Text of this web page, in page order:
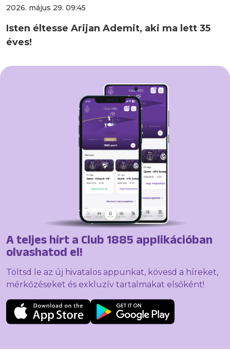
2026. május 29. 09:45
Isten éltesse Arijan Ademit, aki ma lett 35
éves!
A teljes hírt a Club 1885 applikációban
olvashatod el!
Töltsd le az új hivatalos appunkat, kövesd a híreket,
mérkőzéseket és exkluzív tartalmakat elsőként!